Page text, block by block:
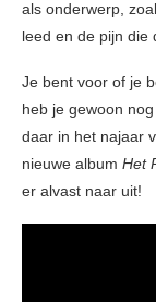
als onderwerp,
leed en de pijn die
Je bent voor of je
heb je gewoon
daar in het najaar
nieuwe album Het
er alvast naar uit!